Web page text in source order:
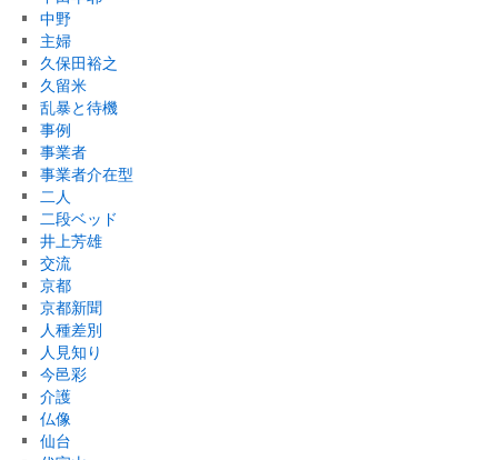
中野
主婦
久保田裕之
久留米
乱暴と待機
事例
事業者
事業者介在型
二人
二段ベッド
井上芳雄
交流
京都
京都新聞
人種差別
人見知り
今邑彩
介護
仏像
仙台